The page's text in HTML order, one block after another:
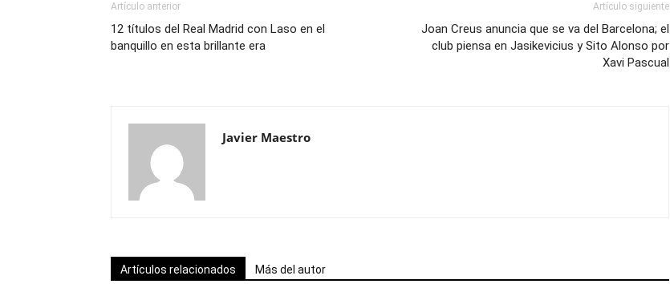
Artículo anterior
12 títulos del Real Madrid con Laso en el
banquillo en esta brillante era
Artículo siguiente
Joan Creus anuncia que se va del Barcelona; el
club piensa en Jasikevicius y Sito Alonso por
Xavi Pascual
Javier Maestro
Artículos relacionados Más del autor